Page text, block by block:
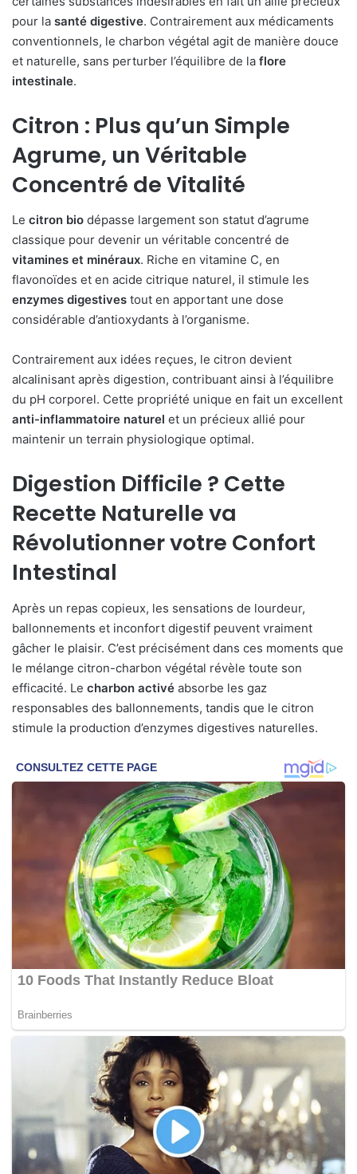
pour la santé digestive. Contrairement aux médicaments
conventionnels, le charbon végétal agit de manière douce
et naturelle, sans perturber l’équilibre de la flore
intestinale.
Citron : Plus qu’un Simple
Agrume, un Véritable
Concentré de Vitalité
Le citron bio dépasse largement son statut d’agrume
classique pour devenir un véritable concentré de
vitamines et minéraux. Riche en vitamine C, en
flavonoïdes et en acide citrique naturel, il stimule les
enzymes digestives tout en apportant une dose
considérable d’antioxydants à l’organisme.
Contrairement aux idées reçues, le citron devient
alcalinisant après digestion, contribuant ainsi à l’équilibre
du pH corporel. Cette propriété unique en fait un excellent
anti-inflammatoire naturel et un précieux allié pour
maintenir un terrain physiologique optimal.
Digestion Difficile ? Cette
Recette Naturelle va
Révolutionner votre Confort
Intestinal
Après un repas copieux, les sensations de lourdeur,
ballonnements et inconfort digestif peuvent vraiment
gâcher le plaisir. C’est précisément dans ces moments que
le mélange citron-charbon végétal révèle toute son
efficacité. Le charbon activé absorbe les gaz
responsables des ballonnements, tandis que le citron
stimule la production d’enzymes digestives naturelles.